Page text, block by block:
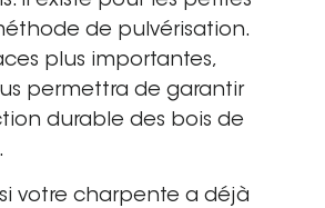
de pulvérisation.
plus importantes,
permettra de garantir
durable des bois de
votre charpente a déjà